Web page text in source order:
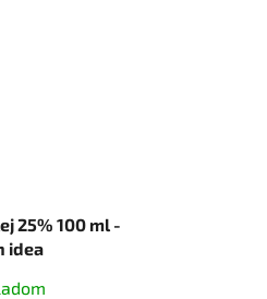
25% 100 ml -
idea